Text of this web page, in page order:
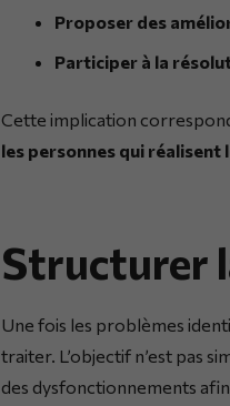
Proposer des
Participer à la
Cette implication
les personnes qui
Structurer
Une fois les problèmes
traiter. L’objectif n’est pas
des dysfonctionnements